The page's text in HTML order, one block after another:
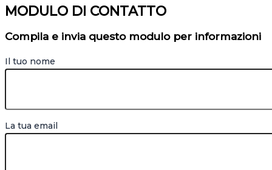
MODULO DI CONTATTO
Compila e invia questo modulo per informazioni
Il tuo nome
La tua email